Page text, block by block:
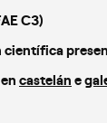
C3)
casteláne